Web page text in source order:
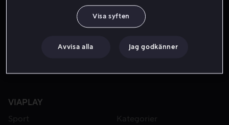
VIAPLAY
Sport
Kategorier
Visa syften
Avvisa alla Jag godkänner